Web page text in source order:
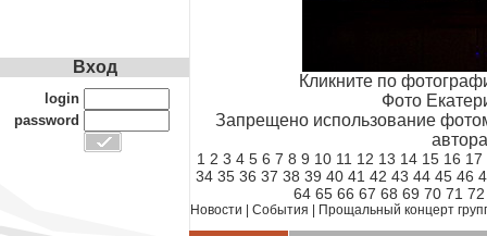
Кликните по
Фото
Запрещено использование
1 2 3 4 5 6 7 8 9 10 11 12 13 14 15 16 17
34 35 36 37 38 39 40 41 42 43 44 45 46
64 65 66 67 68 69 70 71 72
Новости События Прощальный концерт
Вход
login
password